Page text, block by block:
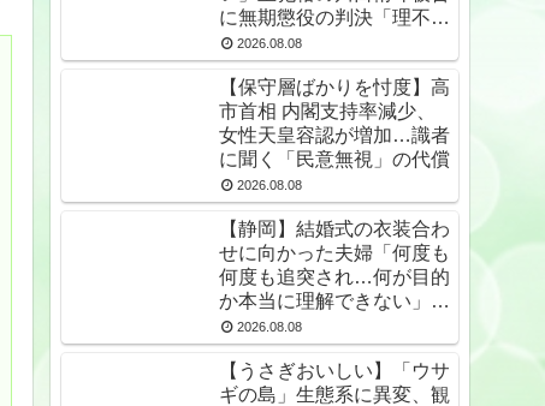
に無期懲役の判決「理不尽
以外の何ものでもない」
★2
2026.08.08
【保守層ばかりを忖度】高
市首相 内閣支持率減少、
女性天皇容認が増加…識者
に聞く「民意無視」の代償
2026.08.08
【静岡】結婚式の衣装合わ
せに向かった夫婦「何度も
何度も追突され…何が目的
か本当に理解できない」東
名高速で続いた約1.7キロ
の追突
2026.08.08
【うさぎおいしい】「ウサ
ギの島」生態系に異変、観